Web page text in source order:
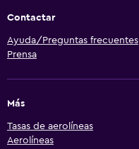
Contactar
Ayuda/Preguntas frecuentes
Prensa
Más
Tasas de aerolíneas
Aerolíneas